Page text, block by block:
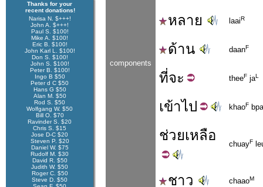
Thanks for your
recent donations!
Narisa N. $+++!
John A. $+++!
Paul S. $100!
Mike A. $100!
Eric B. $100!
John Karl L. $100!
Don S. $100!
John S. $100!
Peter B. $100!
Ingo B $50
Peter d C $50
Hans G $50
Alan M. $50
Rod S. $50
Wolfgang W. $50
Bill O. $70
Ravinder S. $20
Chris S. $15
Jose D-C $20
Steven P. $20
Daniel W. $75
Rudolf M. $30
David R. $50
Judith W. $50
Roger C. $50
Steve D. $50
components
หลาย laaiR
ด้าน daanF
ที่จะ theeF jaL
เข้าไป khaoF
ช่วยเหลือ
chuayF
ชาว chaaoM